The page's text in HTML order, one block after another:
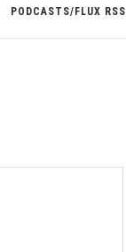
PODCASTS/FLUX RSS